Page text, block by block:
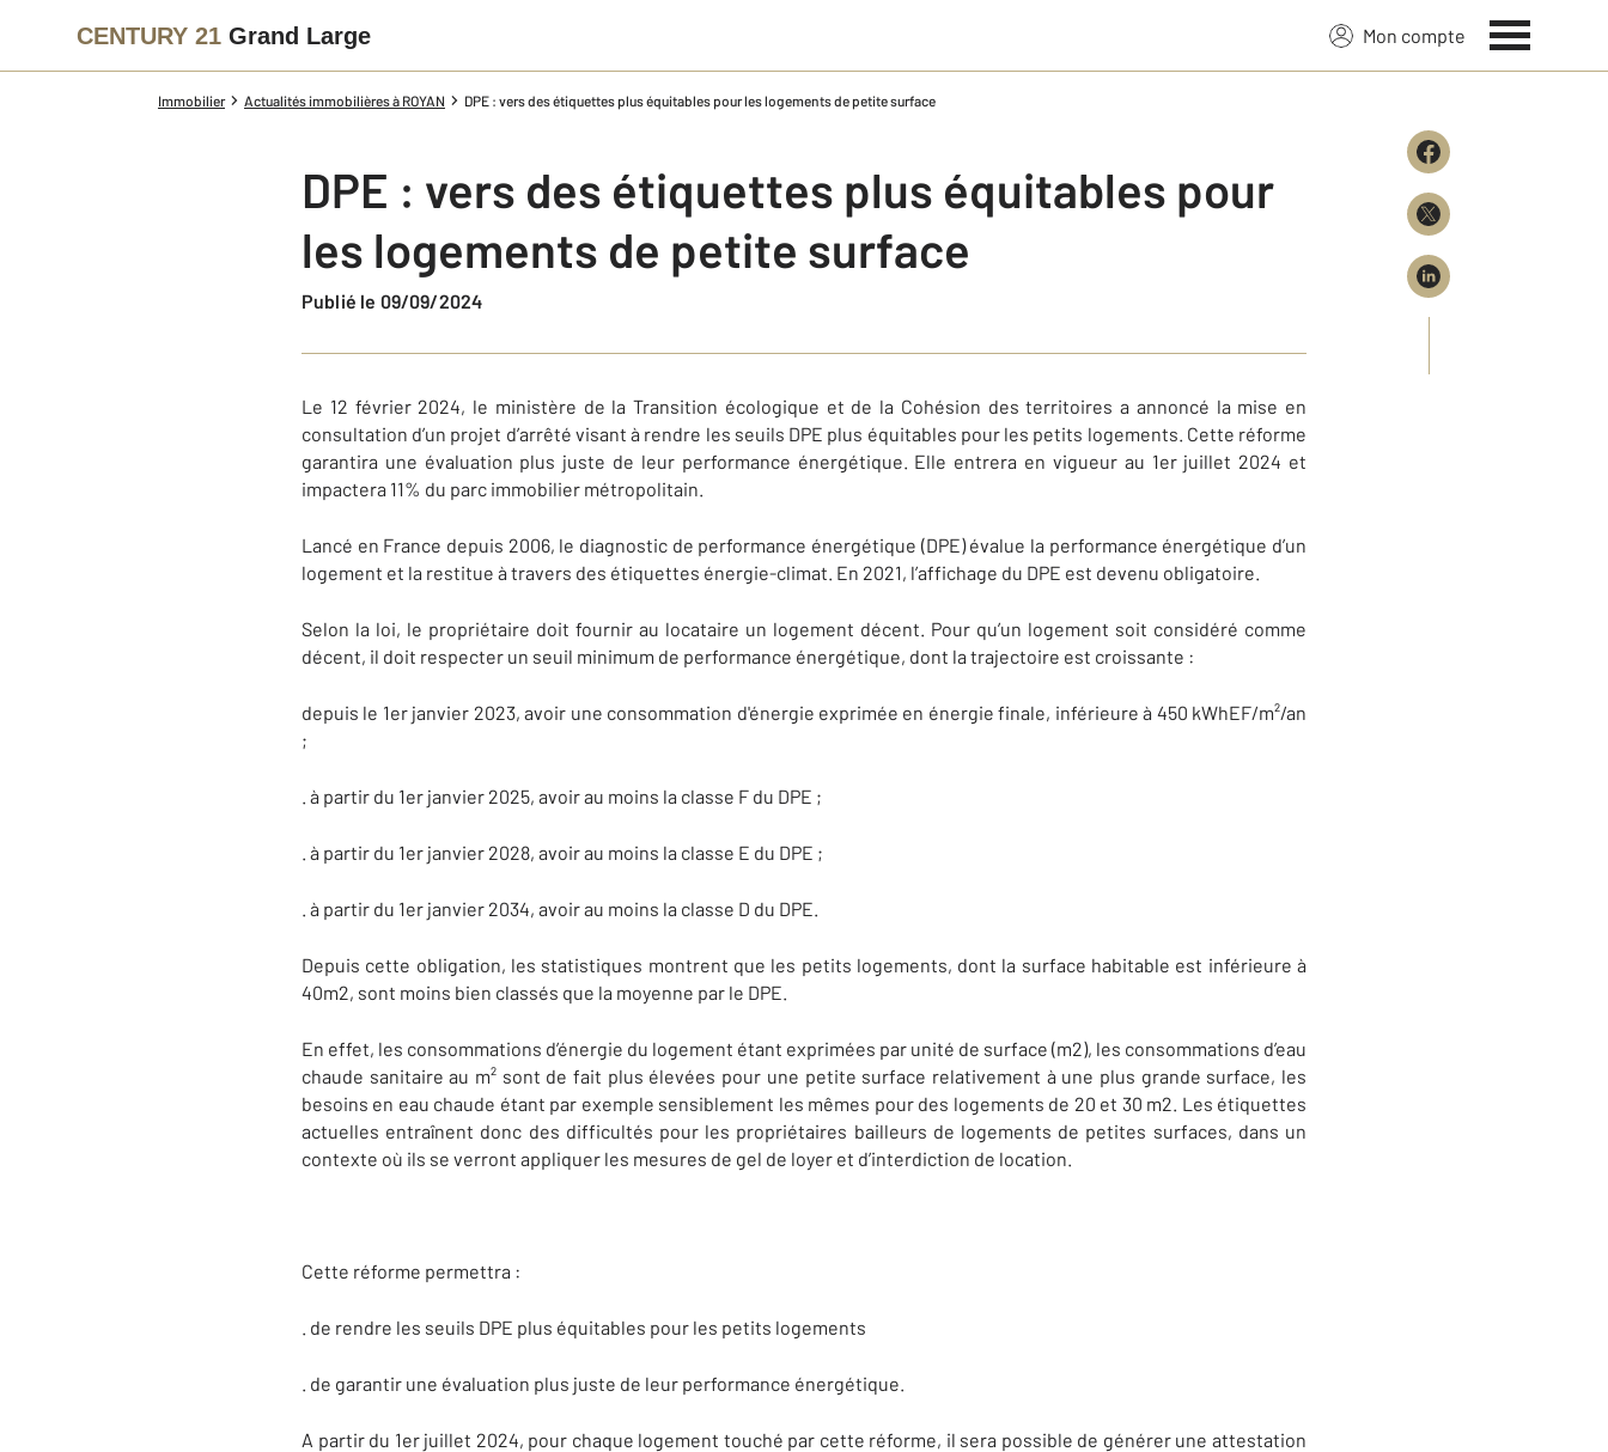
CENTURY 21 Grand Large Mon compte
Immobilier Actualités immobilières à ROYAN DPE : vers des étiquettes plus équitables pour les logements de petite surface
DPE : vers des étiquettes plus équitables pour
les logements de petite surface
Publié le 09/09/2024
Le 12 février 2024, le ministère de la Transition écologique et de la Cohésion des territoires a annoncé la mise en
consultation d’un projet d’arrêté visant à rendre les seuils DPE plus équitables pour les petits logements. Cette réforme
garantira une évaluation plus juste de leur performance énergétique. Elle entrera en vigueur au 1er juillet 2024 et
impactera 11% du parc immobilier métropolitain.
Lancé en France depuis 2006, le diagnostic de performance énergétique (DPE) évalue la performance énergétique d’un
logement et la restitue à travers des étiquettes énergie-climat. En 2021, l’affichage du DPE est devenu obligatoire.
Selon la loi, le propriétaire doit fournir au locataire un logement décent. Pour qu’un logement soit considéré comme
décent, il doit respecter un seuil minimum de performance énergétique, dont la trajectoire est croissante :
depuis le 1er janvier 2023, avoir une consommation d'énergie exprimée en énergie finale, inférieure à 450 kWhEF/m²/an
;
. à partir du 1er janvier 2025, avoir au moins la classe F du DPE ;
. à partir du 1er janvier 2028, avoir au moins la classe E du DPE ;
. à partir du 1er janvier 2034, avoir au moins la classe D du DPE.
Depuis cette obligation, les statistiques montrent que les petits logements, dont la surface habitable est inférieure à
40m2, sont moins bien classés que la moyenne par le DPE.
En effet, les consommations d’énergie du logement étant exprimées par unité de surface (m2), les consommations d’eau
chaude sanitaire au m² sont de fait plus élevées pour une petite surface relativement à une plus grande surface, les
besoins en eau chaude étant par exemple sensiblement les mêmes pour des logements de 20 et 30 m2. Les étiquettes
actuelles entraînent donc des difficultés pour les propriétaires bailleurs de logements de petites surfaces, dans un
contexte où ils se verront appliquer les mesures de gel de loyer et d’interdiction de location.
Cette réforme permettra :
. de rendre les seuils DPE plus équitables pour les petits logements
. de garantir une évaluation plus juste de leur performance énergétique.
A partir du 1er juillet 2024, pour chaque logement touché par cette réforme, il sera possible de générer une attestation